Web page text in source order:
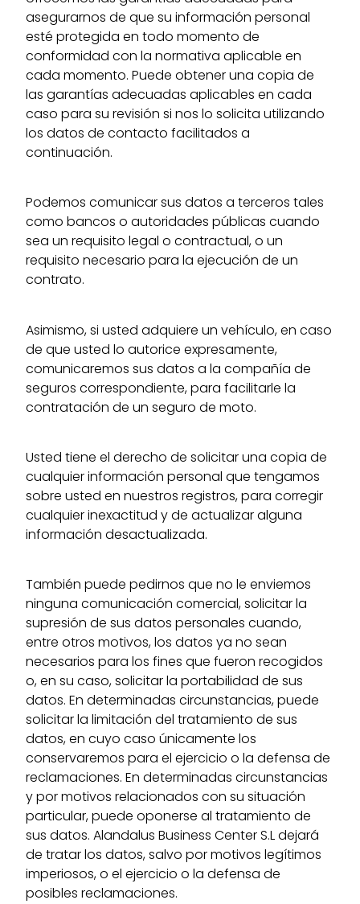
asegurarnos de que su información personal
esté protegida en todo momento de
conformidad con la normativa aplicable en
cada momento. Puede obtener una copia de
las garantías adecuadas aplicables en cada
caso para su revisión si nos lo solicita utilizando
los datos de contacto facilitados a
continuación.
Podemos comunicar sus datos a terceros tales
como bancos o autoridades públicas cuando
sea un requisito legal o contractual, o un
requisito necesario para la ejecución de un
contrato.
Asimismo, si usted adquiere un vehículo, en caso
de que usted lo autorice expresamente,
comunicaremos sus datos a la compañía de
seguros correspondiente, para facilitarle la
contratación de un seguro de moto.
Usted tiene el derecho de solicitar una copia de
cualquier información personal que tengamos
sobre usted en nuestros registros, para corregir
cualquier inexactitud y de actualizar alguna
información desactualizada.
También puede pedirnos que no le enviemos
ninguna comunicación comercial, solicitar la
supresión de sus datos personales cuando,
entre otros motivos, los datos ya no sean
necesarios para los fines que fueron recogidos
o, en su caso, solicitar la portabilidad de sus
datos. En determinadas circunstancias, puede
solicitar la limitación del tratamiento de sus
datos, en cuyo caso únicamente los
conservaremos para el ejercicio o la defensa de
reclamaciones. En determinadas circunstancias
y por motivos relacionados con su situación
particular, puede oponerse al tratamiento de
sus datos. Alandalus Business Center S.L dejará
de tratar los datos, salvo por motivos legítimos
imperiosos, o el ejercicio o la defensa de
posibles reclamaciones.